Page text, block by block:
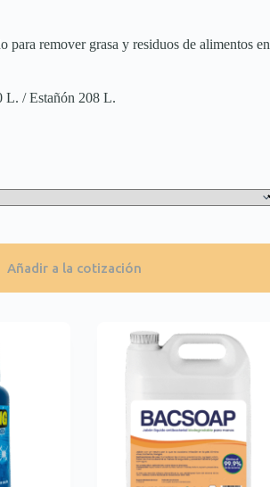
para remover grasa y residuos de alimentos en
L. / Estañón 208 L.
Añadir a la cotización